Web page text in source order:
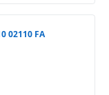
02110 FA